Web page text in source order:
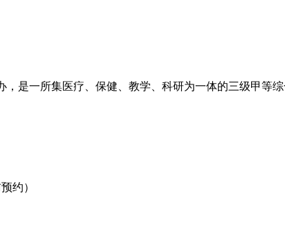
，是一所集医疗、保健、教学、科研为一体的三级甲等
约）